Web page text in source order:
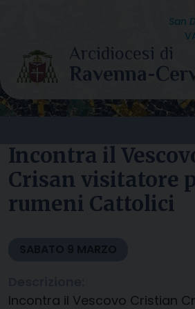
content
San
Incontra il
Crisan visitatore
rumeni Cattolici
SABATO 9 MARZO
Incontra il Vescovo Cristian